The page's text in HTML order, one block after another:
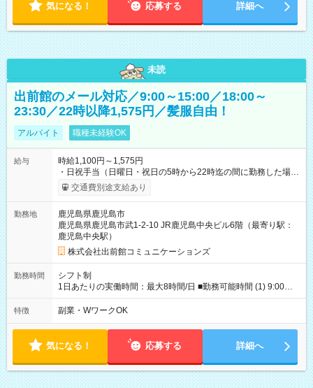
気になる！ 応募する 詳細へ
未読
出前館のメール対応／9:00～15:00／18:00～
23:30／22時以降1,575円／髪服自由！
アルバイト 職種未経験OK
給与
時給1,100円～1,575円
・日祝手当（日曜日・祝日の5時から22時迄の間に勤務した場
合：1時間100円） ・深夜手当（22時から27時迄の間に勤務し
た場合：1時間200円 ＋ 22時以降の深夜手当：25％） 【試用期
採用時と同じです。
交通費別途支給あり
勤務地
鹿児島県鹿児島市
鹿児島県鹿児島市武1-2-10 JR鹿児島中央ビル6階（最寄り駅：
鹿児島中央駅）
株式会社出前館コミュニケーションズ
勤務時間
シフト制
1日あたりの実働時間：最大8時間/日 ■勤務可能時間 (1) 9:00～
15:00／週3～勤務／1日6時間勤務 (2)17:00～23:30／週3～勤務
／1日5時間～勤務 ＊土日祝勤務可能な方 ＊半年以上勤務可能な
特徴 副業・WワークOK
気になる！ 応募する 詳細へ